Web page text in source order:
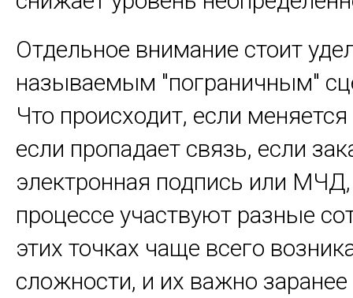
Отдельное внимание стоит
называемым "пограничным"
Что происходит, если
если пропадает связь, если
электронная подпись или
процессе участвуют разные
этих точках чаще всего
сложности, и их важно заранее